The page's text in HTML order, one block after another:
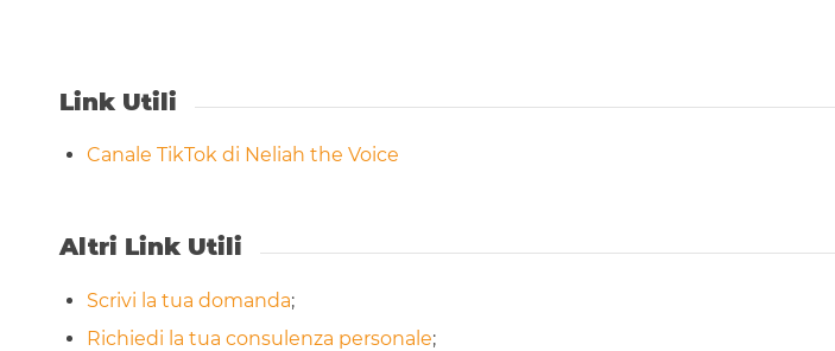
Link Utili
Canale TikTok di Neliah the Voice
Altri Link Utili
Scrivi la tua domanda;
Richiedi la tua consulenza personale;